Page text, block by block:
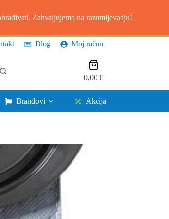
Zahvaljujemo na razumijevanju!
Blog Moj račun
Košarica
0,00 €
Brandovi Akcija